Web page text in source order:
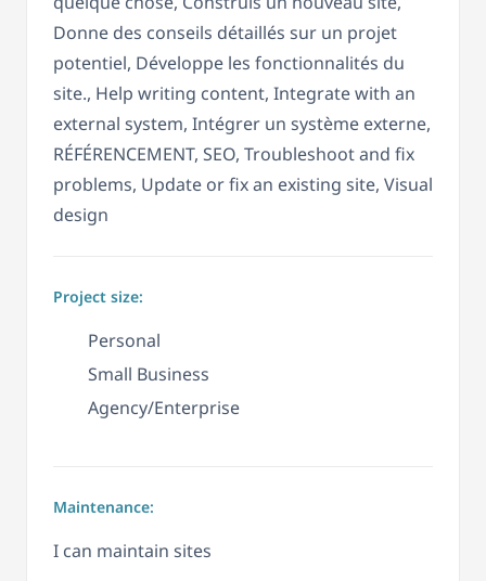
Donne des conseils détaillés sur un projet
potentiel, Développe les fonctionnalités du
site., Help writing content, Integrate with an
external system, Intégrer un système externe,
RÉFÉRENCEMENT, SEO, Troubleshoot and fix
problems, Update or fix an existing site, Visual
design
Project size:
Personal
Small Business
Agency/Enterprise
Maintenance:
I can maintain sites